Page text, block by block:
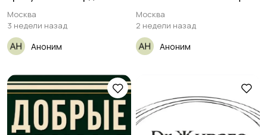
уборка
Москва
3 недели назад
Аноним
Москва
2 недели назад
Аноним